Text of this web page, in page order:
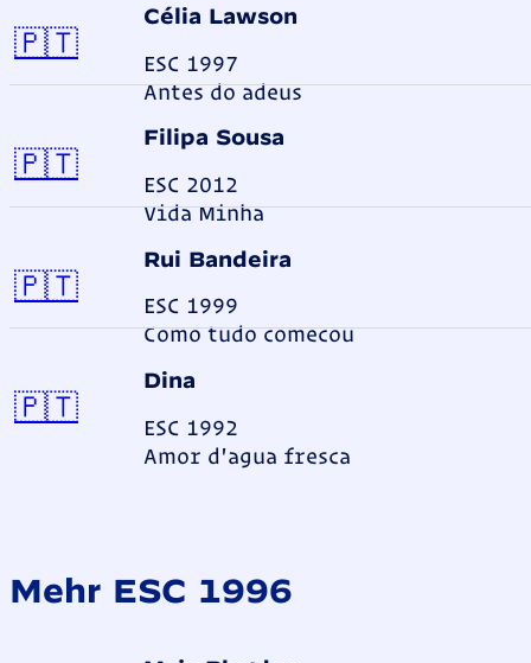
Célia Lawson
ESC 1997
Antes do adeus
🇵🇹Portugal
Filipa Sousa
ESC 2012
Vida Minha
🇵🇹Portugal
Rui Bandeira
ESC 1999
Como tudo comecou
🇵🇹Portugal
Dina
ESC 1992
Amor d'agua fresca
🇵🇹Portugal
Mehr ESC 1996